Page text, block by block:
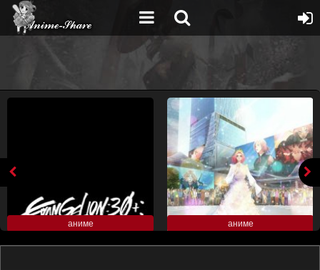
аниме аниме